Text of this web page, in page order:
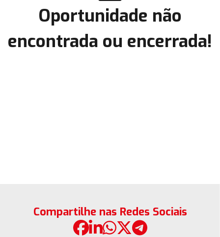
Oportunidade não
encontrada ou encerrada!
Compartilhe nas Redes Sociais